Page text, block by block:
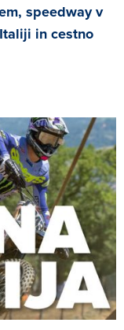
speedway v
in cestno